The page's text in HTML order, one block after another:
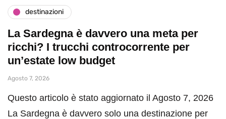
destinazioni
La Sardegna è davvero una meta per
ricchi? I trucchi controcorrente per
un’estate low budget
Agosto 7, 2026
Questo articolo è stato aggiornato il Agosto 7, 2026
La Sardegna è davvero solo una destinazione per